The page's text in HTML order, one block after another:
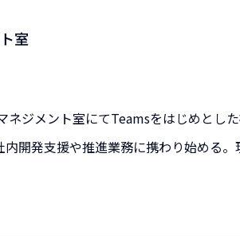
室
ジメント室にてTeamsをはじめとし
開発支援や推進業務に携わり始める